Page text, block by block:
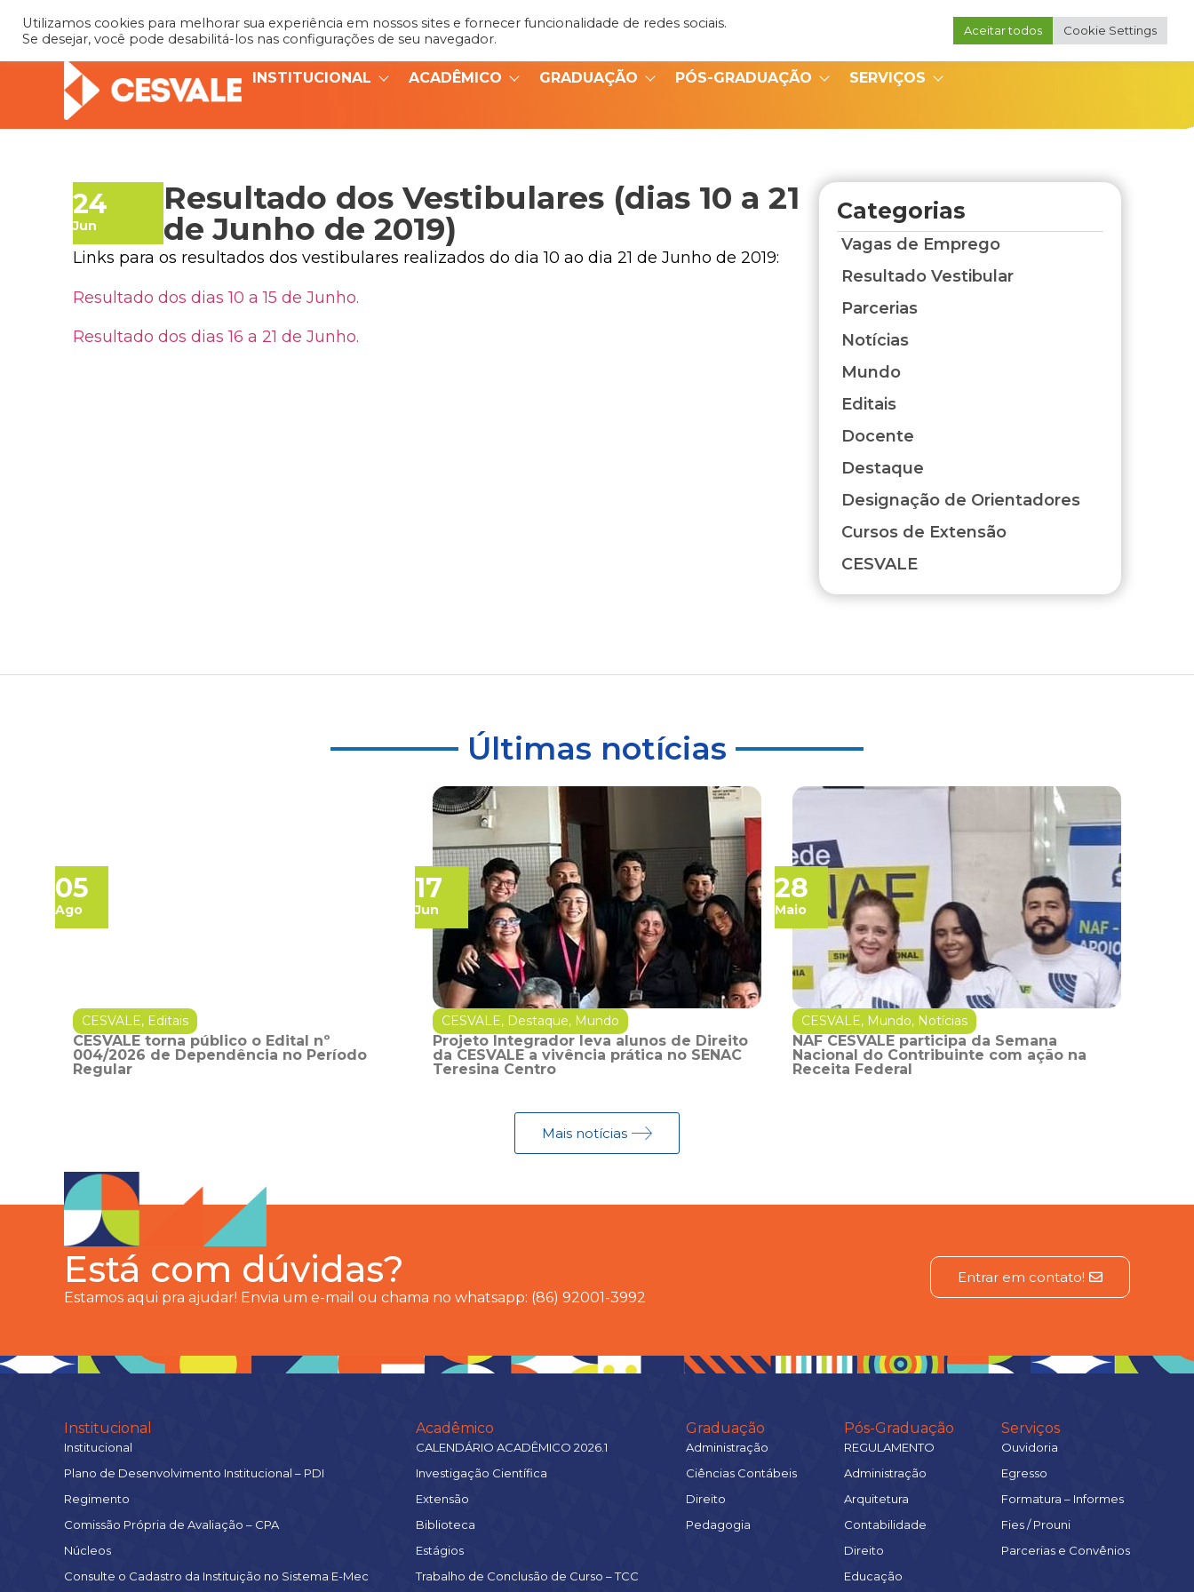
Portal do Coordenador
INSTITUCIONAL ACADÊMICO GRADUAÇÃO PÓS-GRADUAÇÃO SERVIÇOS
24
Jun
Resultado dos Vestibulares (dias 10 a 21
de Junho de 2019)
Links para os resultados dos vestibulares realizados do dia 10 ao dia 21 de Junho de 2019:
Resultado dos dias 10 a 15 de Junho.
Resultado dos dias 16 a 21 de Junho.
Categorias
Vagas de Emprego
Resultado Vestibular
Parcerias
Notícias
Mundo
Editais
Docente
Destaque
Designação de Orientadores
Cursos de Extensão
CESVALE
Últimas notícias
05
Ago
CESVALE, Editais
CESVALE torna público o Edital nº
004/2026 de Dependência no Período
Regular
17
Jun
CESVALE, Destaque, Mundo
Projeto Integrador leva alunos de Direito
da CESVALE a vivência prática no SENAC
Teresina Centro
28
Maio
CESVALE, Mundo, Notícias
NAF CESVALE participa da Semana
Nacional do Contribuinte com ação na
Receita Federal
Mais notícias
Está com dúvidas?
Estamos aqui pra ajudar! Envia um e-mail ou chama no whatsapp: (86) 92001-3992
Entrar em contato!
Institucional
Institucional
Plano de Desenvolvimento Institucional – PDI
Regimento
Comissão Própria de Avaliação – CPA
Núcleos
Consulte o Cadastro da Instituição no Sistema E-Mec
Acadêmico
CALENDÁRIO ACADÊMICO 2026.1
Investigação Científica
Extensão
Biblioteca
Estágios
Trabalho de Conclusão de Curso – TCC
Graduação
Administração
Ciências Contábeis
Direito
Pedagogia
Pós-Graduação
REGULAMENTO
Administração
Arquitetura
Contabilidade
Direito
Educação
Serviços
Ouvidoria
Egresso
Formatura – Informes
Fies / Prouni
Parcerias e Convênios
Utilizamos cookies para melhorar sua experiência em nossos sites e fornecer funcionalidade de redes sociais.
Se desejar, você pode desabilitá-los nas configurações de seu navegador.
Aceitar todos Cookie Settings